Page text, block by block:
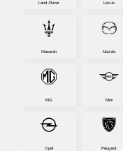
Land-Rover Lexus
Maserati Mazda
MG Mini
Opel Peugeot